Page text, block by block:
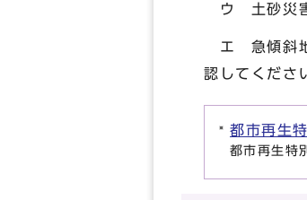
ウ 土砂災害
エ 急傾斜地
認してくださ
都市再生
都市再生特